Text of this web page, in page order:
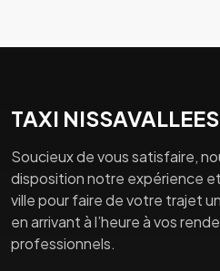
TAXI NISSAVALLEES
Soucieux de vous satisfaire,
disposition notre expérience
ville pour faire de votre trajet
en arrivant à l’heure à vos
professionnels.